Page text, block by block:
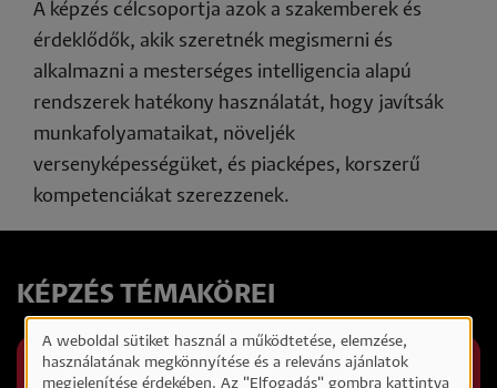
A képzés célcsoportja azok a szakemberek és
érdeklődők, akik szeretnék megismerni és
alkalmazni a mesterséges intelligencia alapú
rendszerek hatékony használatát, hogy javítsák
munkafolyamataikat, növeljék
versenyképességüket, és piacképes, korszerű
kompetenciákat szerezzenek.
KÉPZÉS TÉMAKÖREI
PROMPTTERVEZÉS ALAPSTRATÉGIÁI
Személyes
A weboldal sütiket használ a működtetése, elemzése,
használatának megkönnyítése és a releváns ajánlatok
megjelenítése érdekében. Az "Elfogadás" gombra kattintva